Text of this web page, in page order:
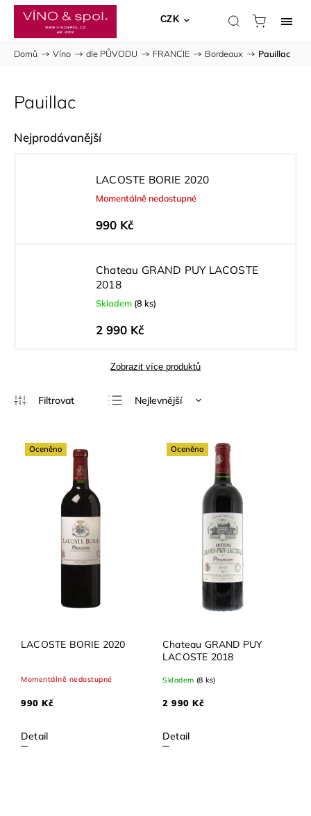
CZK
Domů / Víno / dle PŮVODU / FRANCIE / Bordeaux / Pauillac
Pauillac
Nejprodávanější
LACOSTE BORIE 2020
Momentálně nedostupné
990 Kč
Chateau GRAND PUY LACOSTE
2018
Skladem (8 ks)
2 990 Kč
Zobrazit více produktů
Nejlevnější
Nejprodávanější
Oceněno
LACOSTE BORIE 2020
Momentálně nedostupné
990 Kč
Detail
Oceněno
Chateau GRAND PUY
LACOSTE 2018
Skladem (8 ks)
2 990 Kč
Detail